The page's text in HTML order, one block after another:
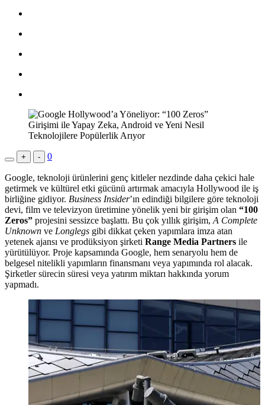
+ - 0
Google, teknoloji ürünlerini genç kitleler nezdinde daha çekici hale
getirmek ve kültürel etki gücünü artırmak amacıyla Hollywood ile iş
birliğine gidiyor. Business Insider’ın edindiği bilgilere göre teknoloji
devi, film ve televizyon üretimine yönelik yeni bir girişim olan “100
Zeros” projesini sessizce başlattı. Bu çok yıllık girişim, A Complete
Unknown ve Longlegs gibi dikkat çeken yapımlara imza atan
yetenek ajansı ve prodüksiyon şirketi Range Media Partners ile
yürütülüyor. Proje kapsamında Google, hem senaryolu hem de
belgesel nitelikli yapımların finansmanı veya yapımında rol alacak.
Şirketler sürecin süresi veya yatırım miktarı hakkında yorum
yapmadı.